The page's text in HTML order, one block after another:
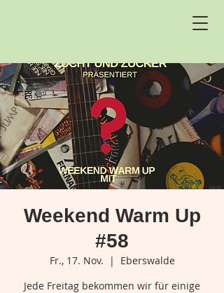
Weekend Warm Up
#58
Fr., 17. Nov.
  |
Eberswalde
Jede Freitag bekommen wir für einige